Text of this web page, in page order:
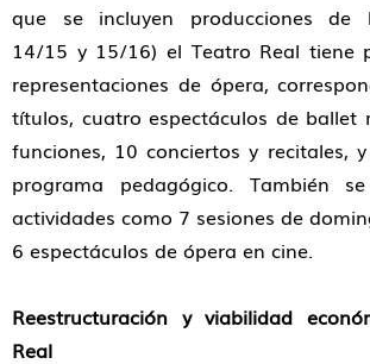
que se incluyen producciones de
14/15 y 15/16) el Teatro Real tiene
representaciones de ópera,
títulos, cuatro espectáculos de ballet
funciones, 10 conciertos y recitales,
programa pedagógico. También
actividades como 7 sesiones de
6 espectáculos de ópera en cine.
Reestructuración y viabilidad
Real